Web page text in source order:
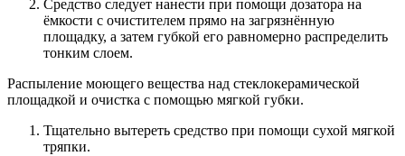
Средство следует нанести при помощи дозатора на
ёмкости с очистителем прямо на загрязнённую
площадку, а затем губкой его равномерно распределить
тонким слоем.
Распыление моющего вещества над стеклокерамической
площадкой и очистка с помощью мягкой губки.
Тщательно вытереть средство при помощи сухой мягкой
тряпки.